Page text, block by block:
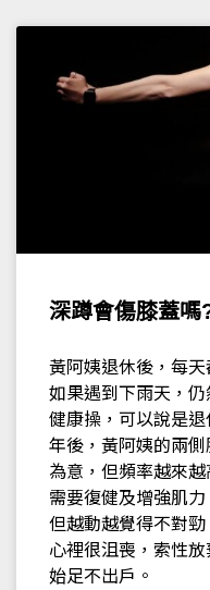
深蹲會傷膝蓋嗎
黃阿姨退休後，每
如果遇到下雨天，
健康操，可以說是
年後，黃阿姨的兩
為意，但頻率越來
需要復健及增強肌
但越動越覺得不對
心裡很沮喪，索性
始足不出戶。